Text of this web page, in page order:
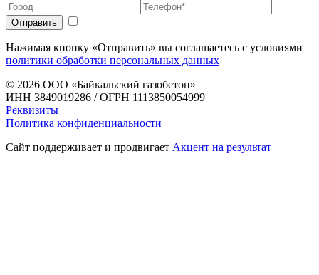
Нажимая кнопку «Отправить» вы соглашаетесь с условиями
политики обработки персональных данных
© 2026 ООО «Байкальский газобетон»
ИНН 3849019286 / ОГРН 1113850054999
Реквизиты
Политика конфиденциальности
Сайт поддерживает и продвигает Акцент на результат